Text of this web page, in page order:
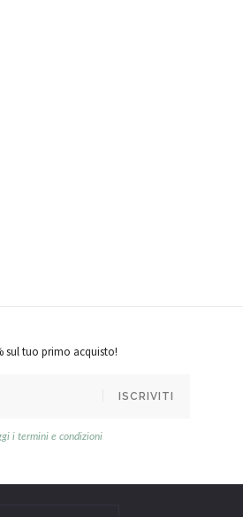
sul tuo primo acquisto!
ISCRIVITI
i termini e condizioni